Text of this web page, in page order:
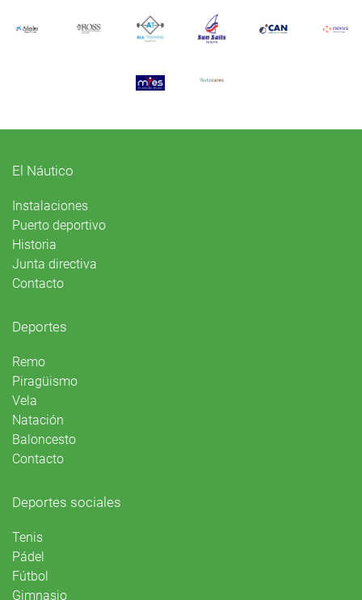
El Náutico
Instalaciones
Puerto deportivo
Historia
Junta directiva
Contacto
Deportes
Remo
Piragüismo
Vela
Natación
Baloncesto
Contacto
Deportes sociales
Tenis
Pádel
Fútbol
Gimnasio